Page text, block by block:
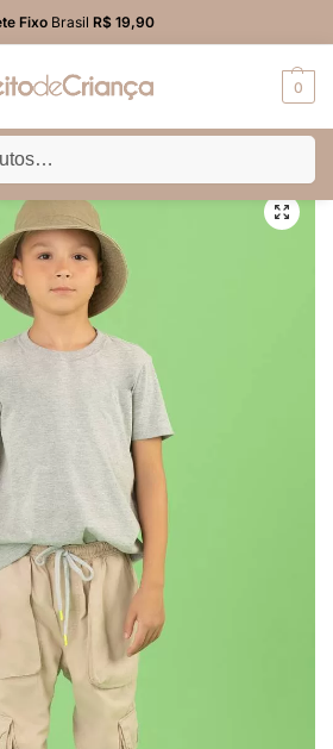
FixoBrasil R$ 19,90
0
/ Calça Sarja Infantil Menino com Bolsos Cargo